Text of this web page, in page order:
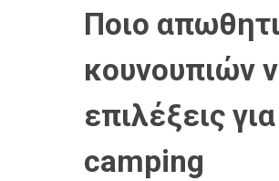
Ποιο
κουνουπιών
επιλέξεις για
camping